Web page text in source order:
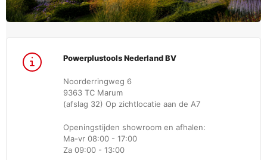
Powerplustools Nederland BV
Noorderringweg 6
9363 TC Marum
(afslag 32) Op zichtlocatie aan de A7
Openingstijden showroom en afhalen:
Ma-vr 08:00 - 17:00
Za 09:00 - 13:00